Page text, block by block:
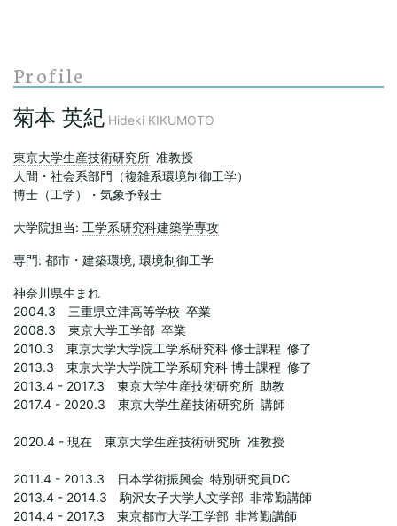
Profile
菊本 英紀 Hideki KIKUMOTO
東京大学生産技術研究所 准教授
人間・社会系部門（複雑系環境制御工学）
博士（工学）・気象予報士
大学院担当: 工学系研究科建築学専攻
専門: 都市・建築環境, 環境制御工学
神奈川県生まれ
2004.3 三重県立津高等学校 卒業
2008.3 東京大学工学部 卒業
2010.3 東京大学大学院工学系研究科 修士課程 修了
2013.3 東京大学大学院工学系研究科 博士課程 修了
2013.4 - 2017.3 東京大学生産技術研究所 助教
2017.4 - 2020.3 東京大学生産技術研究所 講師
2020.4 - 現在 東京大学生産技術研究所 准教授
2011.4 - 2013.3 日本学術振興会 特別研究員DC
2013.4 - 2014.3 駒沢女子大学人文学部 非常勤講師
2014.4 - 2017.3 東京都市大学工学部 非常勤講師